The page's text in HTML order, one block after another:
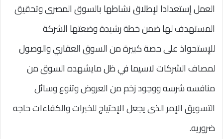
العمل إستعدادا لإطلاق نشاطها بالسوق المصرى وتحقيق
المستهدف لها ضمن خطة رشيدة وضعتها الشركة
للإستحواذ على حصة كبيرة من السوق العقاري والوصول
لمصاف الشركات لاسيما في ظل مايشهده السوق من
منافسه شرسه ووجود زخم من العروض وتنوع وسائل
التسويق الإمر الذى يجعل الإحتياج للخبرات والكفاءات حاجه
ضروريه.